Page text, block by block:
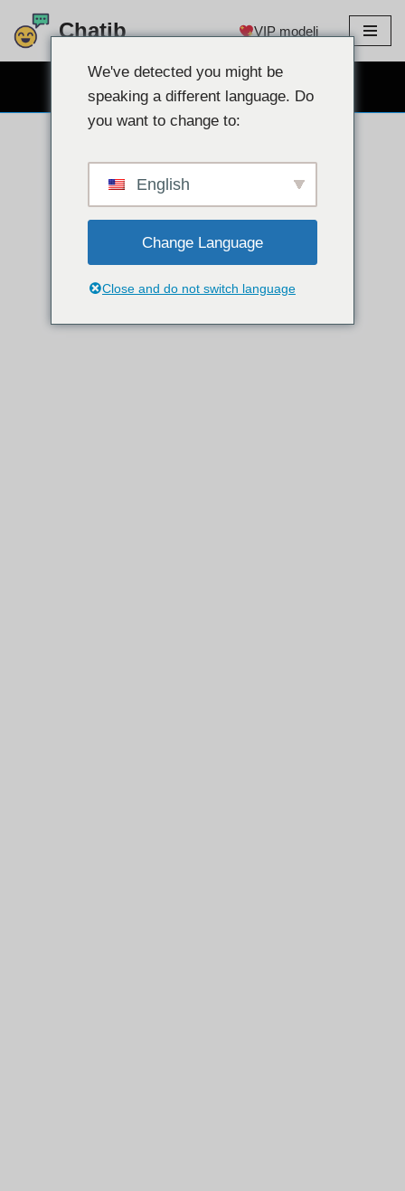
Preskoči
Chatib VIP modeli
We've detected you might be
speaking a different language. Do
you want to change to:
English
Change Language
Close and do not switch language